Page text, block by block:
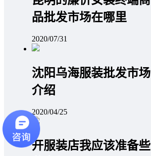
品批发市场在哪里
2020/07/31
沈阳乌海服装批发市场
介绍
2020/04/25
开服装店我应该准备些